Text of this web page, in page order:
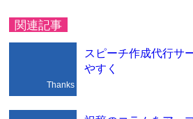
関連記事
Thanks
スピーチ作成代行サ
やすく